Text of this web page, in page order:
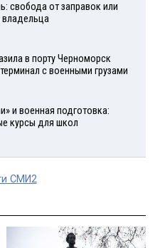
свобода от заправок или
владельца
в порту Черноморск
с военными грузами
и военная подготовка:
курсы для школ
СМИ2